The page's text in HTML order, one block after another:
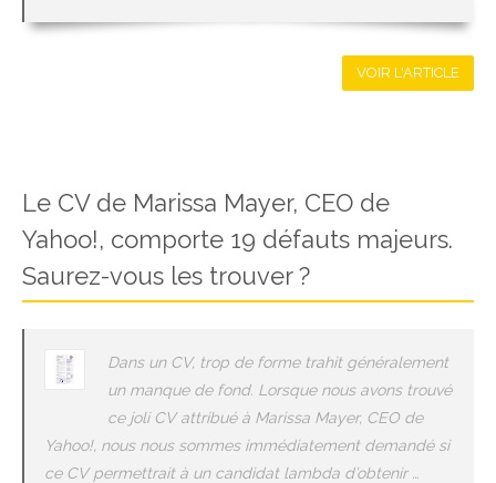
VOIR L'ARTICLE
Le CV de Marissa Mayer, CEO de
Yahoo!, comporte 19 défauts majeurs.
Saurez-vous les trouver ?
Dans un CV, trop de forme trahit généralement
un manque de fond. Lorsque nous avons trouvé
ce joli CV attribué à Marissa Mayer, CEO de
Yahoo!, nous nous sommes immédiatement demandé si
ce CV permettrait à un candidat lambda d’obtenir …